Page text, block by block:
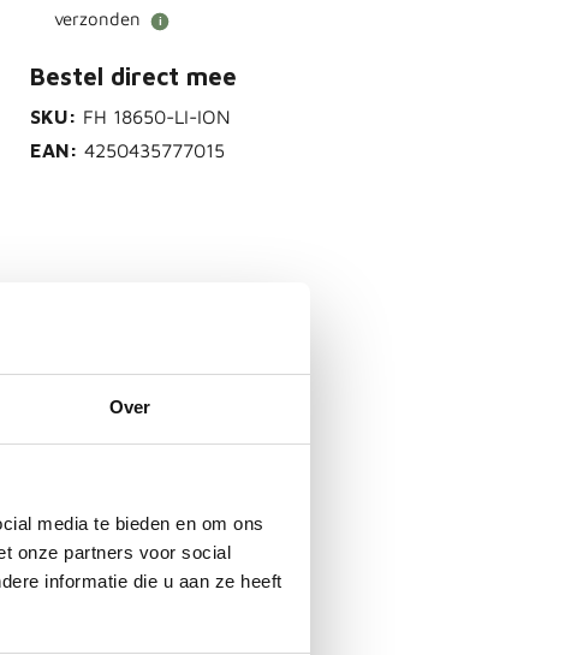
Over
media te bieden en om ons
onze partners voor social
informatie die u aan ze heeft
verzonden
i
Bestel direct mee
SKU: FH 18650-LI-ION
EAN: 4250435777015